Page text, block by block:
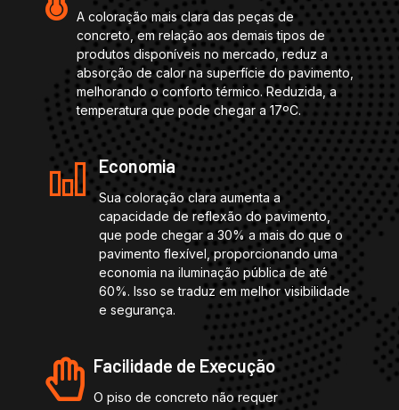
A coloração mais clara das peças de
concreto, em relação aos demais tipos de
produtos disponíveis no mercado, reduz a
absorção de calor na superfície do pavimento,
melhorando o conforto térmico. Reduzida, a
temperatura que pode chegar a 17ºC.
Economia
Sua coloração clara aumenta a
capacidade de reflexão do pavimento,
que pode chegar a 30% a mais do que o
pavimento flexível, proporcionando uma
economia na iluminação pública de até
60%. Isso se traduz em melhor visibilidade
e segurança.
Facilidade de Execução
O piso de concreto não requer